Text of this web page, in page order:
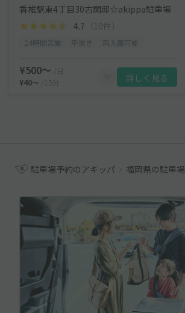
香椎駅東4丁目30古閑邸☆akippa駐車場
4.7 （10件）
¥500〜
/日
¥40〜
/15分 詳しく見る
駐車場予約のアキッパ 福岡県の駐車場